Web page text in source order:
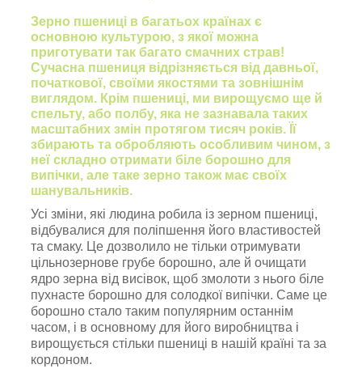
Зерно пшениці в багатьох країнах є
основною культурою, з якої можна
приготувати так багато смачних страв!
Сучасна пшениця відрізняється від давньої,
початкової, своїми якостями та зовнішнім
виглядом. Крім пшениці, ми вирощуємо ще й
спельту, або полбу, яка не зазнавала таких
масштабних змін протягом тисяч років. Її
збирають та обробляють особливим чином, з
неї складно отримати біле борошно для
випічки, але таке зерно також має своїх
шанувальників.
Усі зміни, які людина робила із зерном пшениці,
відбувалися для поліпшення його властивостей
та смаку. Це дозволило не тільки отримувати
цільнозернове грубе борошно, але й очищати
ядро зерна від висівок, щоб змолоти з нього біле
пухнасте борошно для солодкої випічки. Саме це
борошно стало таким популярним останнім
часом, і в основному для його виробництва і
вирощується стільки пшениці в нашій країні та за
кордоном.